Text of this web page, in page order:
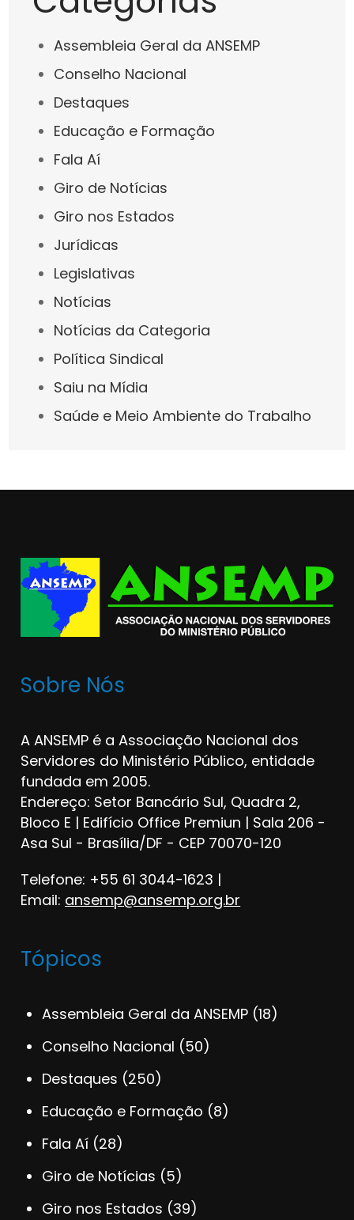
Assembleia Geral da ANSEMP
Conselho Nacional
Destaques
Educação e Formação
Fala Aí
Giro de Notícias
Giro nos Estados
Jurídicas
Legislativas
Notícias
Notícias da Categoria
Política Sindical
Saiu na Mídia
Saúde e Meio Ambiente do Trabalho
Sobre Nós
A ANSEMP é a Associação Nacional dos
Servidores do Ministério Público, entidade
fundada em 2005.
Endereço: Setor Bancário Sul, Quadra 2,
Bloco E | Edifício Office Premiun | Sala 206 -
Asa Sul - Brasília/DF - CEP 70070-120
Telefone: +55 61 3044-1623 |
Email: ansemp@ansemp.org.br
Tópicos
Assembleia Geral da ANSEMP (18)
Conselho Nacional (50)
Destaques (250)
Educação e Formação (8)
Fala Aí (28)
Giro de Notícias (5)
Giro nos Estados (39)